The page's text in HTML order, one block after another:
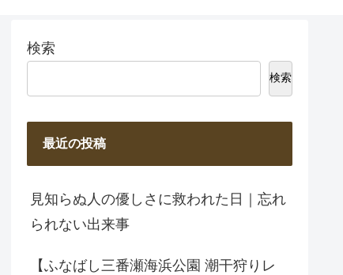
検索
検索
最近の投稿
見知らぬ人の優しさに救われた日｜忘れ
られない出来事
【ふなばし三番瀬海浜公園 潮干狩りレ